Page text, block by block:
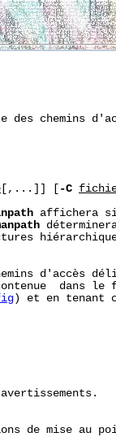
des chemins
[,...]] [ -C
affichera
d'accès
dans le
) et en tenant
de mise au